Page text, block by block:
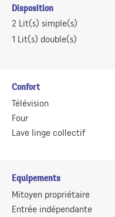
Disposition
2 Lit(s) simple(s)
1 Lit(s) double(s)
Confort
Télévision
Four
Lave linge collectif
Equipements
Mitoyen propriétaire
Entrée indépendante